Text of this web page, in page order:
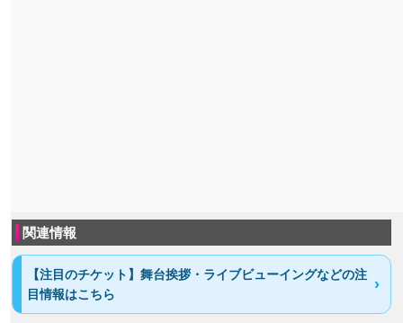
関連情報
【注目のチケット】舞台挨拶・ライブビューイングなどの注
目情報はこちら